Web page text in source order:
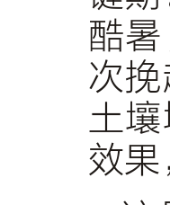
酷
次
土
效